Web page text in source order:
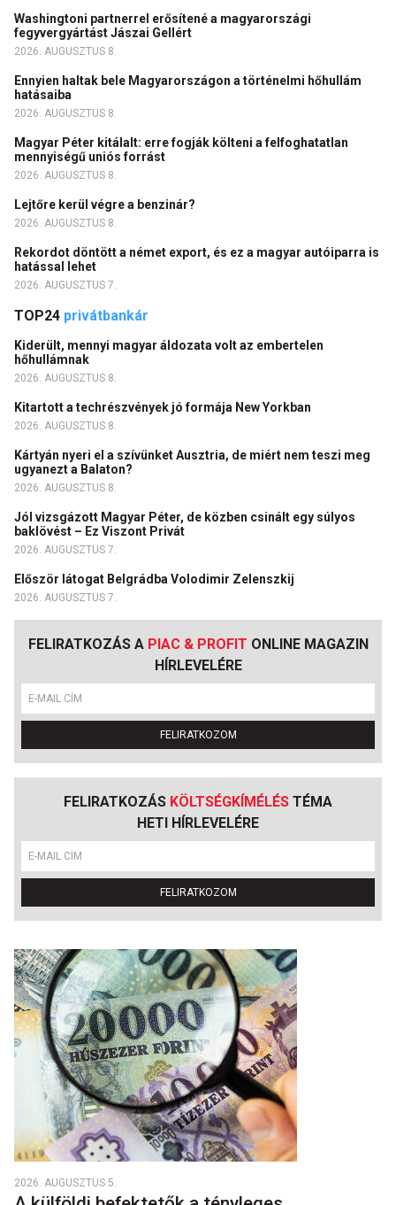
Washingtoni partnerrel erősítené a magyarországi
fegyvergyártást Jászai Gellért
2026. AUGUSZTUS 8.
Ennyien haltak bele Magyarországon a történelmi hőhullám
hatásaiba
2026. AUGUSZTUS 8.
Magyar Péter kitálalt: erre fogják költeni a felfoghatatlan
mennyiségű uniós forrást
2026. AUGUSZTUS 8.
Lejtőre kerül végre a benzinár?
2026. AUGUSZTUS 8.
Rekordot döntött a német export, és ez a magyar autóiparra is
hatással lehet
2026. AUGUSZTUS 7.
TOP24 privátbankár
Kiderült, mennyi magyar áldozata volt az embertelen
hőhullámnak
2026. AUGUSZTUS 8.
Kitartott a techrészvények jó formája New Yorkban
2026. AUGUSZTUS 8.
Kártyán nyeri el a szívünket Ausztria, de miért nem teszi meg
ugyanezt a Balaton?
2026. AUGUSZTUS 8.
Jól vizsgázott Magyar Péter, de közben csinált egy súlyos
baklövést – Ez Viszont Privát
2026. AUGUSZTUS 7.
Először látogat Belgrádba Volodimir Zelenszkij
2026. AUGUSZTUS 7.
FELIRATKOZÁS A PIAC & PROFIT ONLINE MAGAZIN
HÍRLEVELÉRE
FELIRATKOZOM
FELIRATKOZÁS KÖLTSÉGKÍMÉLÉS TÉMA
HETI HÍRLEVELÉRE
FELIRATKOZOM
2026. AUGUSZTUS 5.